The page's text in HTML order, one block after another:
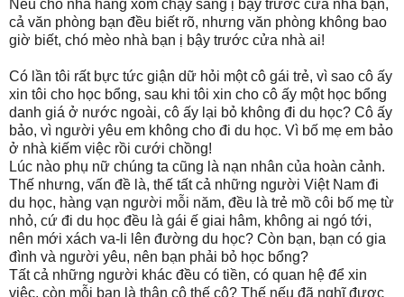
Nếu chó nhà hàng xóm chạy sang ị bậy trước cửa nhà bạn,
cả văn phòng bạn đều biết rõ, nhưng văn phòng không bao
giờ biết, chó mèo nhà bạn ị bậy trước cửa nhà ai!
Có lần tôi rất bực tức giận dữ hỏi một cô gái trẻ, vì sao cô ấy
xin tôi cho học bổng, sau khi tôi xin cho cô ấy một học bổng
danh giá ở nước ngoài, cô ấy lại bỏ không đi du học? Cô ấy
bảo, vì người yêu em không cho đi du học. Vì bố mẹ em bảo
ở nhà kiếm việc rồi cưới chồng!
Lúc nào phụ nữ chúng ta cũng là nạn nhân của hoàn cảnh.
Thế nhưng, vấn đề là, thế tất cả những người Việt Nam đi
du học, hàng vạn người mỗi năm, đều là trẻ mồ côi bố mẹ từ
nhỏ, cứ đi du học đều là gái ế giai hâm, không ai ngó tới,
nên mới xách va-li lên đường du học? Còn bạn, bạn có gia
đình và người yêu, nên bạn phải bỏ học bổng?
Tất cả những người khác đều có tiền, có quan hệ để xin
việc, còn mỗi bạn là thân cô thế cô? Thế nếu đã nghĩ được